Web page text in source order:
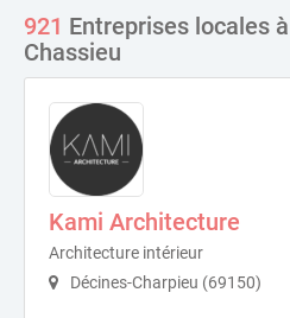
921 Entreprises locales
Chassieu
Kami Architecture
Architecture intérieur
Décines-Charpieu (69150)